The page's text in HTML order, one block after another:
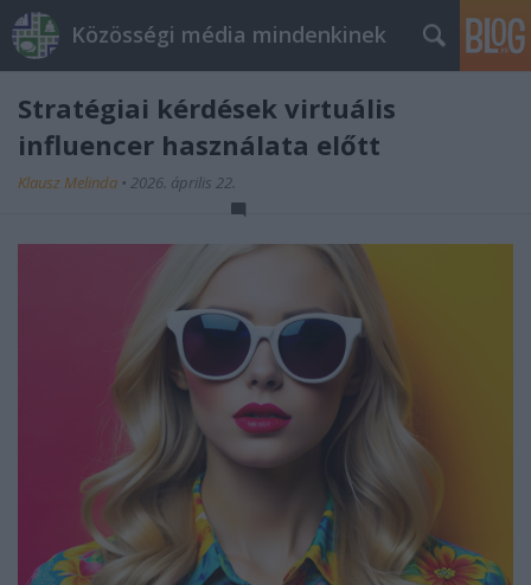
Közösségi média mindenkinek
Stratégiai kérdések virtuális
influencer használata előtt
Klausz Melinda • 2026. április 22.